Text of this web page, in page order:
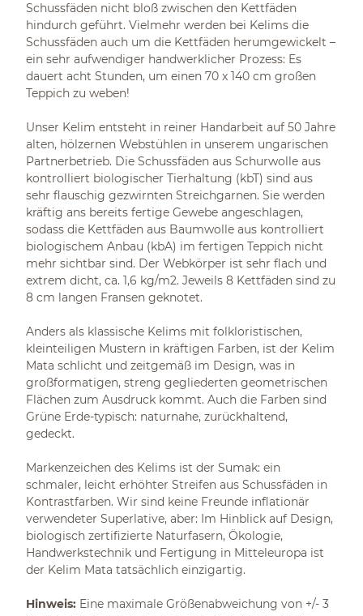
Schussfäden nicht bloß zwischen den Kettfäden
hindurch geführt. Vielmehr werden bei Kelims die
Schussfäden auch um die Kettfäden herumgewickelt –
ein sehr aufwendiger handwerklicher Prozess: Es
dauert acht Stunden, um einen 70 x 140 cm großen
Teppich zu weben!
Unser Kelim entsteht in reiner Handarbeit auf 50 Jahre
alten, hölzernen Webstühlen in unserem ungarischen
Partnerbetrieb. Die Schussfäden aus Schurwolle aus
kontrolliert biologischer Tierhaltung (kbT) sind aus
sehr flauschig gezwirnten Streichgarnen. Sie werden
kräftig ans bereits fertige Gewebe angeschlagen,
sodass die Kettfäden aus Baumwolle aus kontrolliert
biologischem Anbau (kbA) im fertigen Teppich nicht
mehr sichtbar sind. Der Webkörper ist sehr flach und
extrem dicht, ca. 1,6 kg/m2. Jeweils 8 Kettfäden sind zu
8 cm langen Fransen geknotet.
Anders als klassische Kelims mit folkloristischen,
kleinteiligen Mustern in kräftigen Farben, ist der Kelim
Mata schlicht und zeitgemäß im Design, was in
großformatigen, streng gegliederten geometrischen
Flächen zum Ausdruck kommt. Auch die Farben sind
Grüne Erde-typisch: naturnahe, zurückhaltend,
gedeckt.
Markenzeichen des Kelims ist der Sumak: ein
schmaler, leicht erhöhter Streifen aus Schussfäden in
Kontrastfarben. Wir sind keine Freunde inflationär
verwendeter Superlative, aber: Im Hinblick auf Design,
biologisch zertifizierte Naturfasern, Ökologie,
Handwerkstechnik und Fertigung in Mitteleuropa ist
der Kelim Mata tatsächlich einzigartig.
Hinweis: Eine maximale Größenabweichung von +/- 3